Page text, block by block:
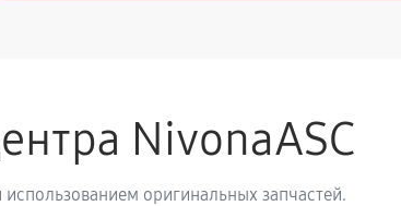
NivonaASC
оригинальных запчастей.